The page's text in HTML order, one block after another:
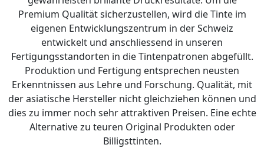
Premium Qualität sicherzustellen, wird die Tinte im
eigenen Entwicklungszentrum in der Schweiz
entwickelt und anschliessend in unseren
Fertigungsstandorten in die Tintenpatronen abgefüllt.
Produktion und Fertigung entsprechen neusten
Erkenntnissen aus Lehre und Forschung. Qualität, mit
der asiatische Hersteller nicht gleichziehen können und
dies zu immer noch sehr attraktiven Preisen. Eine echte
Alternative zu teuren Original Produkten oder
Billigsttinten.